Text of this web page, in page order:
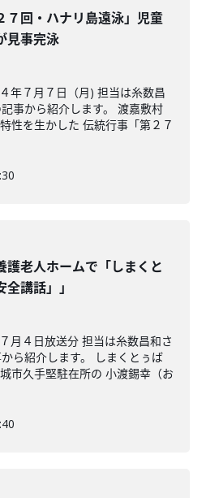
７回・ハナリ島遠泳」児童
見事完泳
７月７日（月) 担当は糸数昌
事から紹介します。 渡嘉敷村
性を生かした 伝統行事「第２７
護老人ホームで「しまくと
全講話」」
月４日放送分 担当は糸数昌和さ
ら紹介します。 しまくとぅば
市久手堅駐在所の 小渡錫幸（お